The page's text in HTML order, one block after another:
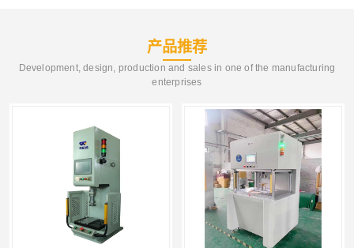
产品推荐
Development, design, production and sales in one of the manufacturing
enterprises